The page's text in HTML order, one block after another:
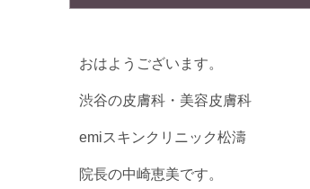
おはようございます。
渋谷の皮膚科・美容皮膚科
emiスキンクリニック松濤
院長の中崎恵美です。